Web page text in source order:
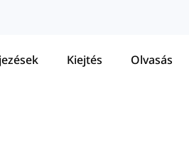
Kiejtés Olvasás